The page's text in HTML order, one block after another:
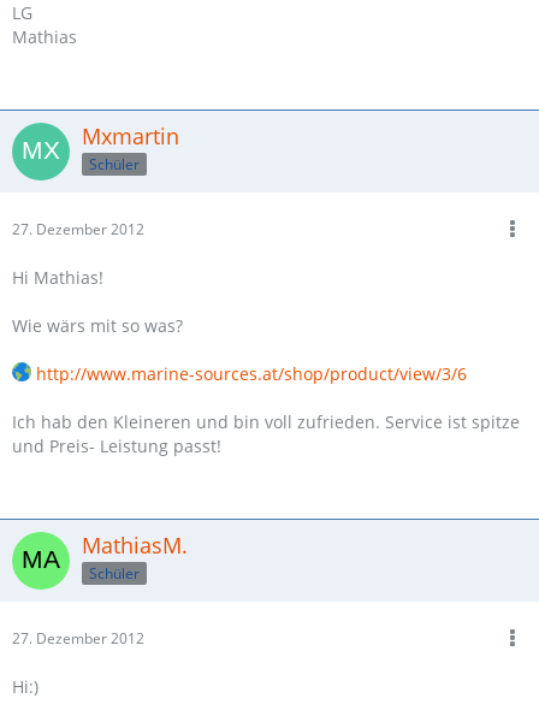
LG
Mathias
Mxmartin
Schüler
27. Dezember 2012
Hi Mathias!
Wie wärs mit so was?
http://www.marine-sources.at/shop/product/view/3/6
Ich hab den Kleineren und bin voll zufrieden. Service ist spitze
und Preis- Leistung passt!
MathiasM.
Schüler
27. Dezember 2012
Hi:)